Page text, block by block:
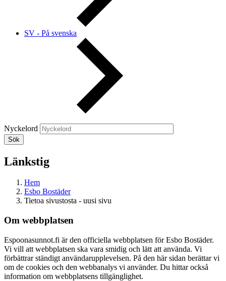
SV - På svenska
Nyckelord
Länkstig
Hem
Esbo Bostäder
Tietoa sivustosta - uusi sivu
Om webbplatsen
Espoonasunnot.fi är den officiella webbplatsen för Esbo Bostäder.
Vi vill att webbplatsen ska vara smidig och lätt att använda. Vi
förbättrar ständigt användarupplevelsen. På den här sidan berättar vi
om de cookies och den webbanalys vi använder. Du hittar också
information om webbplatsens tillgänglighet.